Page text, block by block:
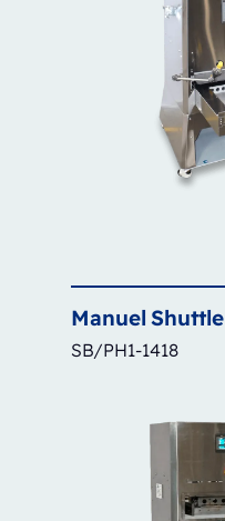
Manuel Shuttle
SB/PH1-1418